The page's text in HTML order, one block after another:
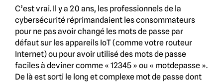
C’est vrai. Il y a 20 ans, les professionnels de la
cybersécurité réprimandaient les consommateurs
pour ne pas avoir changé les mots de passe par
défaut sur les appareils IoT (comme votre routeur
Internet) ou pour avoir utilisé des mots de passe
faciles à deviner comme « 12345 » ou « motdepasse ».
De là est sorti le long et complexe mot de passe dont